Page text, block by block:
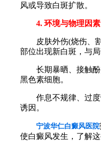
风或导致白斑扩散。
4. 环境与物理因素
皮肤外伤(烧伤、割
部位出现新白斑，与局
长期暴晒、接触酚
黑色素细胞。
作息不规律、过度
诱因。
宁波华仁白癜风医院
使白癜风发生，了解